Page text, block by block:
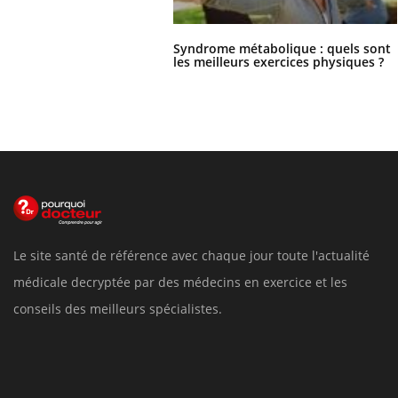
Syndrome métabolique : quels sont
les meilleurs exercices physiques ?
Le site santé de référence avec chaque jour toute l'actualité
médicale decryptée par des médecins en exercice et les
conseils des meilleurs spécialistes.